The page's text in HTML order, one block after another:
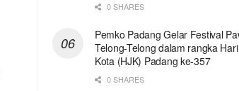
0 SHARES
Pemko Padang Gelar Festival
Telong-Telong dalam rangka
Kota (HJK) Padang ke-357
0 SHARES